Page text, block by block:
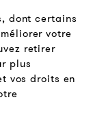
dont certains
votre
retirer
plus
vos droits en